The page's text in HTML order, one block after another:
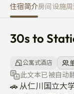
住宿简介房间设施
30s to
公寓式酒店
此文本已被自动
🚗 从仁川国立大